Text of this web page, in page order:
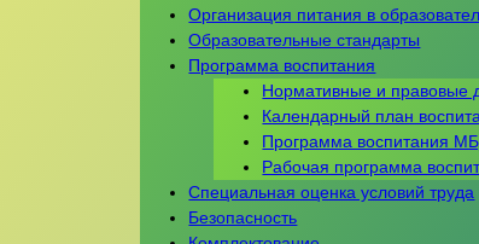
Организация питания в
Образовательные стандарты
Программа воспитания
Нормативные и правовые
Календарный план
Программа воспитания
Рабочая программа
Специальная оценка условий труда
Безопасность